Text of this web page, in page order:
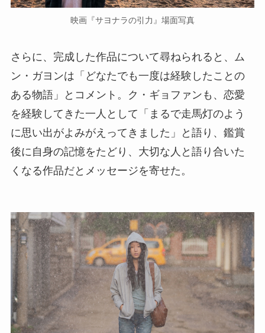
映画『サヨナラの引力』場面写真
さらに、完成した作品について尋ねられると、ム
ン・ガヨンは「どなたでも一度は経験したことの
ある物語」とコメント。ク・ギョファンも、恋愛
を経験してきた一人として「まるで走馬灯のよう
に思い出がよみがえってきました」と語り、鑑賞
後に自身の記憶をたどり、大切な人と語り合いた
くなる作品だとメッセージを寄せた。